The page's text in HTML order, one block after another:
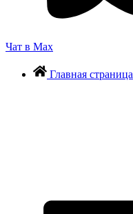
Чат в Max
Главная страница